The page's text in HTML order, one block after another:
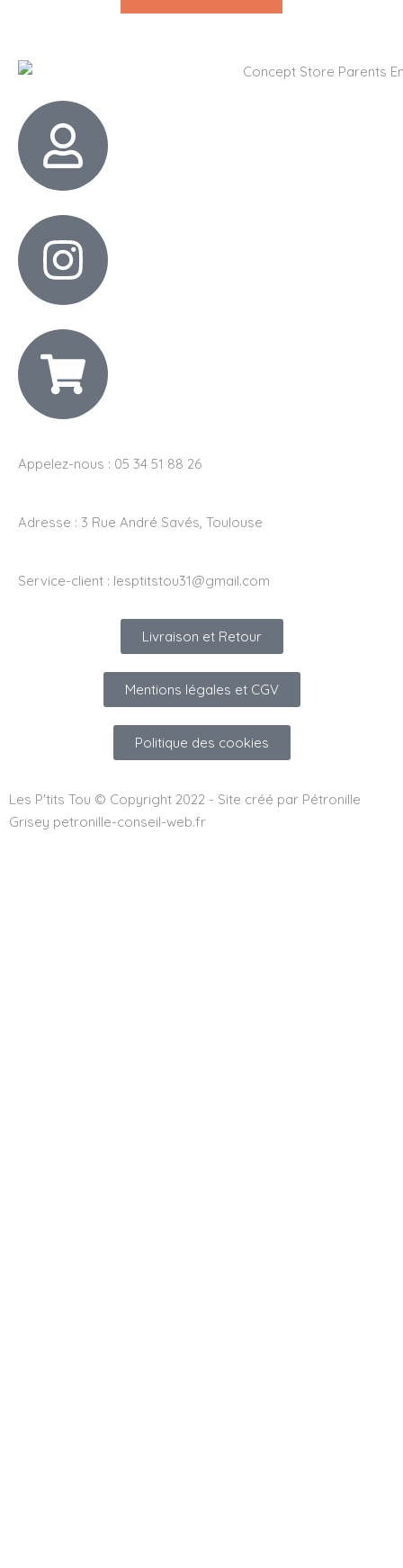
Appelez-nous : 05 34 51 88 26
Adresse : 3 Rue André Savés, Toulouse
Service-client : lesptitstou31@gmail.com
Livraison et Retour
Mentions légales et CGV
Politique des cookies
Les P'tits Tou © Copyright 2022 - Site créé par Pétronille
Grisey petronille-conseil-web.fr